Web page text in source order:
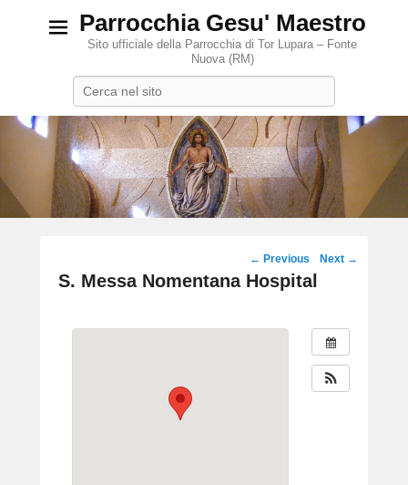
Parrocchia Gesu' Maestro
Sito ufficiale della Parrocchia di Tor Lupara – Fonte
Nuova (RM)
Post
navigation
← Previous Next →
S. Messa Nomentana Hospital